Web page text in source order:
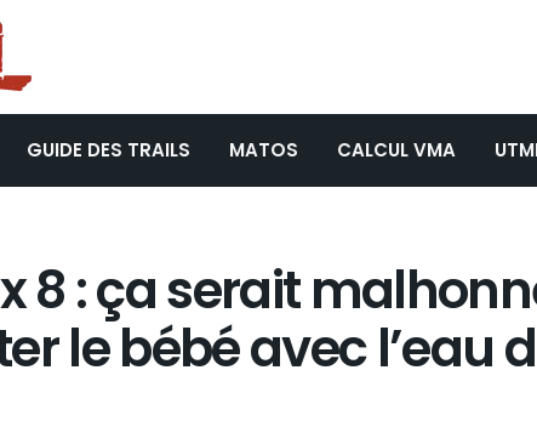
GUIDE DES TRAILS MATOS CALCUL VMA
8 : ça serait
le bébé avec l’eau